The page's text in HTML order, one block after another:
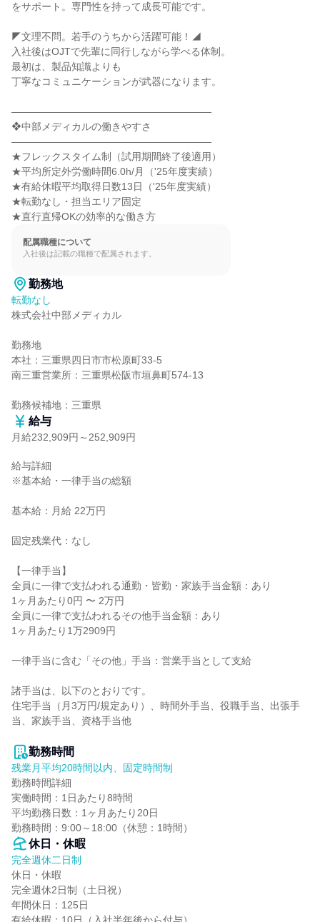
をサポート。専門性を持って成長可能です。
◤文理不問。若手のうちから活躍可能！◢
入社後はOJTで先輩に同行しながら学べる体制。
最初は、製品知識よりも
丁寧なコミュニケーションが武器になります。
――――――――――――――――――――
❖中部メディカルの働きやすさ
――――――――――――――――――――
★フレックスタイム制（試用期間終了後適用）
★平均所定外労働時間6.0h/月（'25年度実績）
★有給休暇平均取得日数13日（'25年度実績）
★転勤なし・担当エリア固定
★直行直帰OKの効率的な働き方
配属職種について
入社後は記載の職種で配属されます。
勤務地
転勤なし
株式会社中部メディカル
勤務地
本社：三重県四日市市松原町33-5
南三重営業所：三重県松阪市垣鼻町574-13
勤務候補地：三重県
給与
月給232,909円～252,909円
給与詳細
※基本給・一律手当の総額
基本給：月給 22万円
固定残業代：なし
【一律手当】
全員に一律で支払われる通勤・皆勤・家族手当金額：あり
1ヶ月あたり0円 〜 2万円
全員に一律で支払われるその他手当金額：あり
1ヶ月あたり1万2909円
一律手当に含む「その他」手当：営業手当として支給
諸手当は、以下のとおりです。
住宅手当（月3万円/規定あり）、時間外手当、役職手当、出張手
当、家族手当、資格手当他
勤務時間
残業月平均20時間以内、固定時間制
勤務時間詳細
実働時間：1日あたり8時間
平均勤務日数：1ヶ月あたり20日
勤務時間：9:00～18:00（休憩：1時間）
休日・休暇
完全週休二日制
休日・休暇
完全週休2日制（土日祝）
年間休日：125日